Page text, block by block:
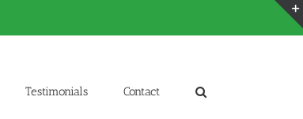
Testimonials Contact